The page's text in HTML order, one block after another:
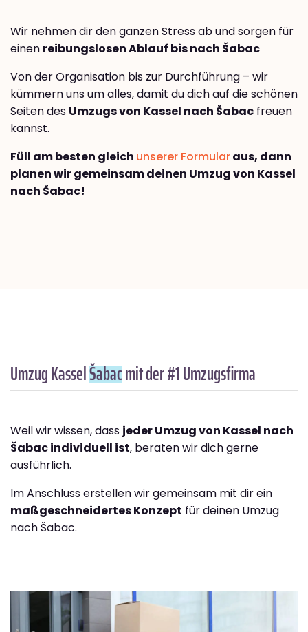
Wir nehmen dir den ganzen Stress ab und sorgen für
einen reibungslosen Ablauf bis nach Šabac
Von der Organisation bis zur Durchführung – wir
kümmern uns um alles, damit du dich auf die schönen
Seiten des Umzugs von Kassel nach Šabac freuen
kannst.
Füll am besten gleich unserer Formularaus, dann
planen wir gemeinsam deinen Umzug von Kassel
nach Šabac!
Umzug KasselŠabacmit der #1 Umzugsfirma
Weil wir wissen, dass jeder Umzug von Kassel nach
Šabac individuell ist, beraten wir dich gerne
ausführlich.
Im Anschluss erstellen wir gemeinsam mit dir ein
maßgeschneidertes Konzept für deinen Umzug
nach Šabac.